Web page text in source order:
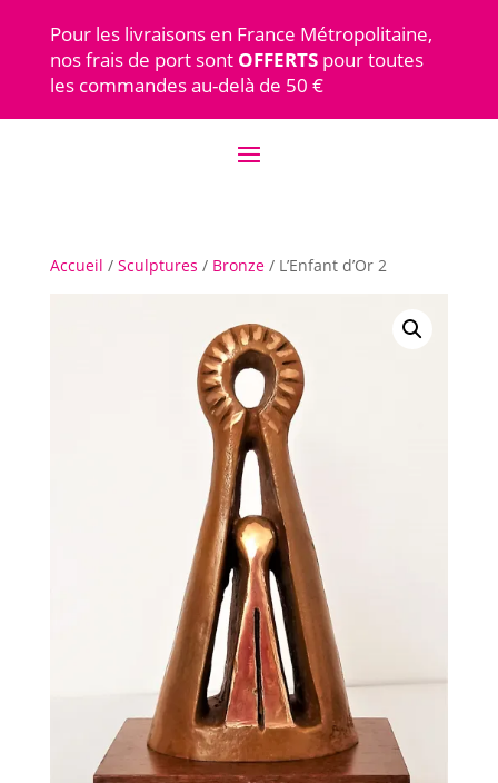
Pour les livraisons en France Métropolitaine,
nos frais de port sont OFFERTSpour toutes
les commandes au-delà de 50 €
Accueil / Sculptures / Bronze/ L’Enfant d’Or 2